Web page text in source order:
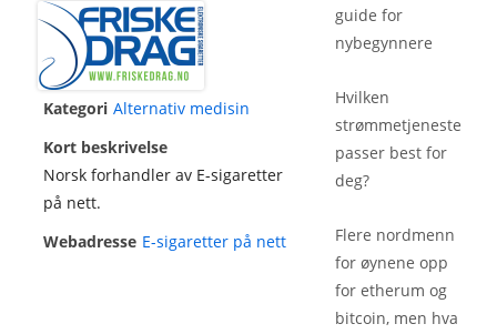
Kategori Alternativ medisin
Kort beskrivelse
Norsk forhandler av E-sigaretter
på nett.
Webadresse E-sigaretter på nett
guide for
nybegynnere
Hvilken
strømmetjeneste
passer best for
deg?
Flere nordmenn
for øynene opp
for etherum og
bitcoin, men hva